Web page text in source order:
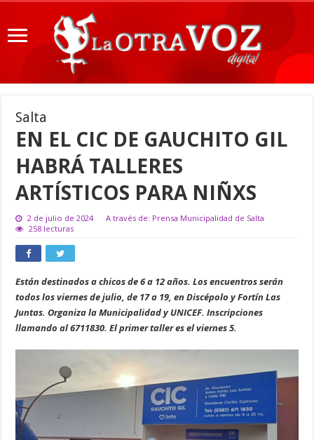
Salta
EN EL CIC DE GAUCHITO GIL
HABRÁ TALLERES
ARTÍSTICOS PARA NIÑXS
2 de julio de 2024
A través de: Prensa Municipalidad de Salta
258 lecturas
Están destinados a chicos de 6 a 12 años. Los encuentros serán
todos los viernes de julio, de 17 a 19, en Discépolo y Fortín Las
Juntas. Organiza la Municipalidad y UNICEF. Inscripciones
llamando al 6711830. El primer taller es el viernes 5.